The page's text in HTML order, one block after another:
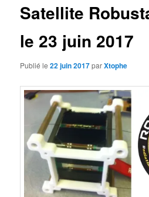
Satellite
le 23 juin 2017
Publié le22 juin 2017parXtophe